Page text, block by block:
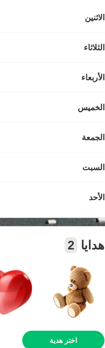
الاثنين
الثلاثاء
الأربعاء
الخميس
الجمعة
السبت
الأحد
هدايا 2
اختر هدية